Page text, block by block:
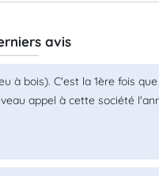
avis
à bois). C'est la 1ère fois
appel à cette société